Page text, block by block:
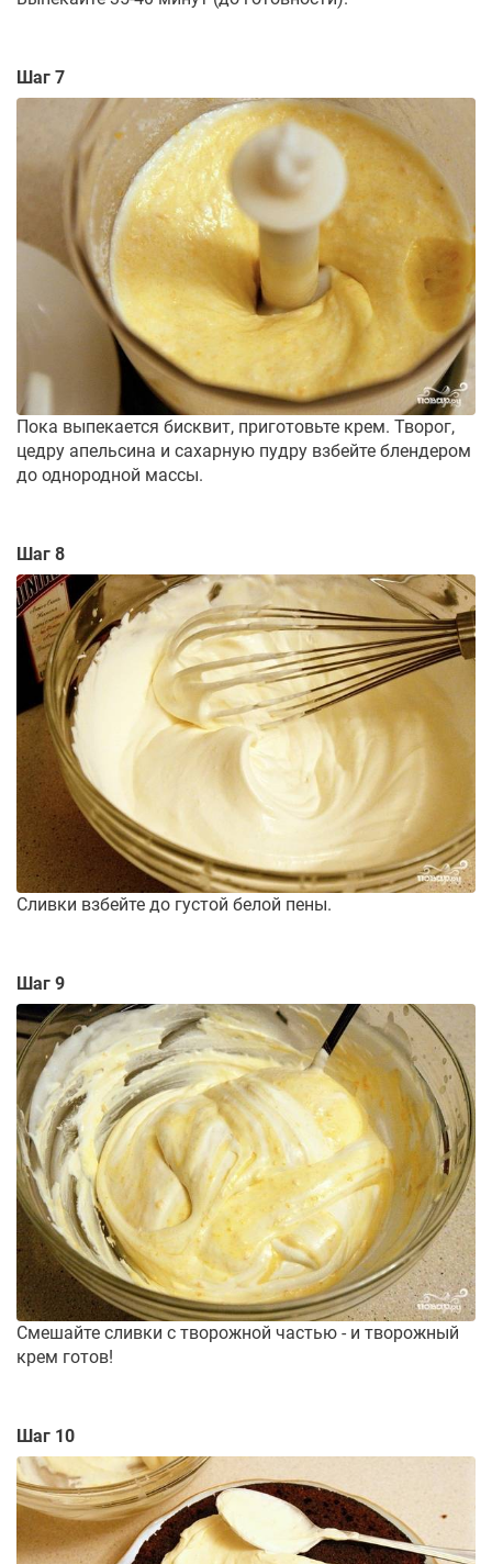
Шаг 7
Пока выпекается бисквит, приготовьте крем. Творог,
цедру апельсина и сахарную пудру взбейте блендером
до однородной массы.
Шаг 8
Сливки взбейте до густой белой пены.
Шаг 9
Смешайте сливки с творожной частью - и творожный
крем готов!
Шаг 10